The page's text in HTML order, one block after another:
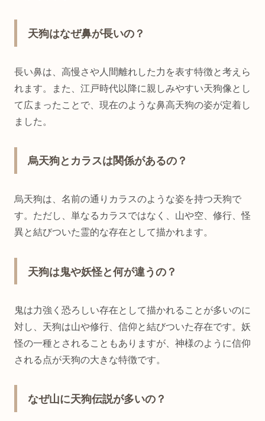
天狗はなぜ鼻が長いの？
長い鼻は、高慢さや人間離れした力を表す特徴と考えら
れます。また、江戸時代以降に親しみやすい天狗像とし
て広まったことで、現在のような鼻高天狗の姿が定着し
ました。
烏天狗とカラスは関係があるの？
烏天狗は、名前の通りカラスのような姿を持つ天狗で
す。ただし、単なるカラスではなく、山や空、修行、怪
異と結びついた霊的な存在として描かれます。
天狗は鬼や妖怪と何が違うの？
鬼は力強く恐ろしい存在として描かれることが多いのに
対し、天狗は山や修行、信仰と結びついた存在です。妖
怪の一種とされることもありますが、神様のように信仰
される点が天狗の大きな特徴です。
なぜ山に天狗伝説が多いの？